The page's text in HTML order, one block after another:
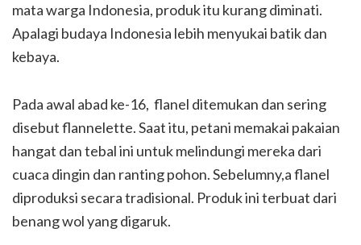
mata warga Indonesia, produk itu kurang diminati.
Apalagi budaya Indonesia lebih menyukai batik dan
kebaya.
Pada awal abad ke-16, flanel ditemukan dan sering
disebut flannelette. Saat itu, petani memakai pakaian
hangat dan tebal ini untuk melindungi mereka dari
cuaca dingin dan ranting pohon. Sebelumny,a flanel
diproduksi secara tradisional. Produk ini terbuat dari
benang wol yang digaruk.